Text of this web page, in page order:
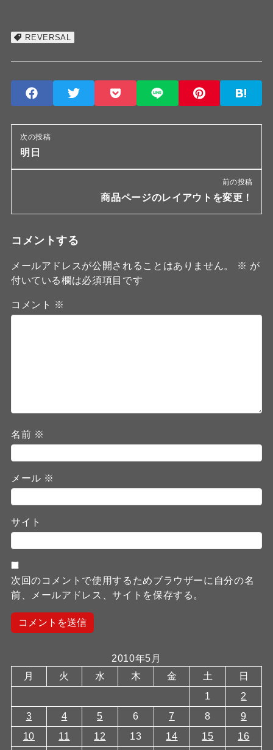
REVERSAL
次の投稿
明日
前の投稿
商品ページのレイアウトを変更！
コメントする
メールアドレスが公開されることはありません。 ※ が
付いている欄は必須項目です
コメント ※
名前 ※
メール ※
サイト
次回のコメントで使用するためブラウザーに自分の名
前、メールアドレス、サイトを保存する。
2010年5月
月
火 水 木 金 土
日
1
2
3
4 5 6 7 8
9
10
11 12 13 14 15 16